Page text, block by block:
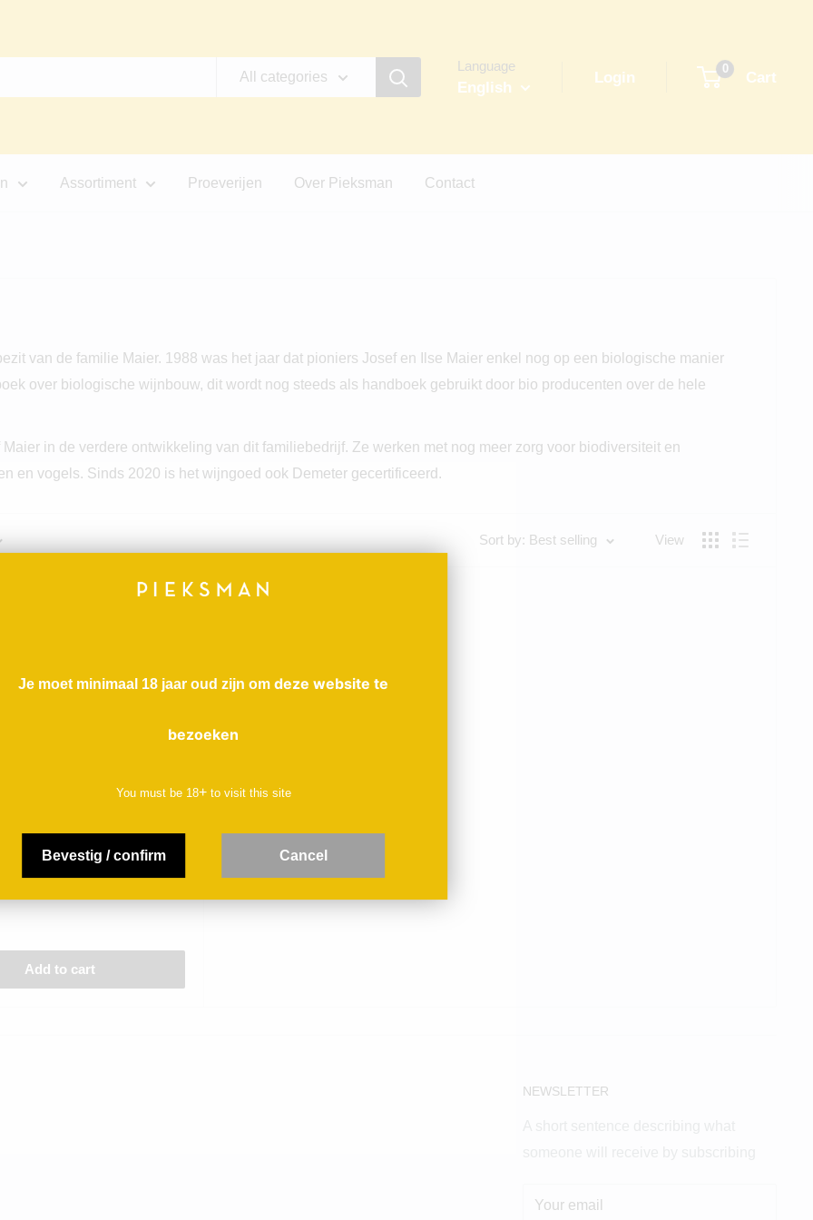
All categories
Language
English
Login 0 Cart
Assortiment Proeverijen Over Pieksman Contact
van de familie Maier. 1988 was het jaar dat pioniers Josef en Ilse Maier enkel nog op een biologische manier
over biologische wijnbouw, dit wordt nog steeds als handboek gebruikt door bio producenten over de hele
in de verdere ontwikkeling van dit familiebedrijf. Ze werken met nog meer zorg voor biodiversiteit en
en vogels. Sinds 2020 is het wijngoed ook Demeter gecertificeerd.
Sort by: Best selling View
"Ried Hoher Rain"
Add to cart
NEWSLETTER
Your email
Je moet minimaal 18 jaar oud zijn om deze website te
bezoeken
You must be 18+to visit this site
Bevestig / confirm Cancel